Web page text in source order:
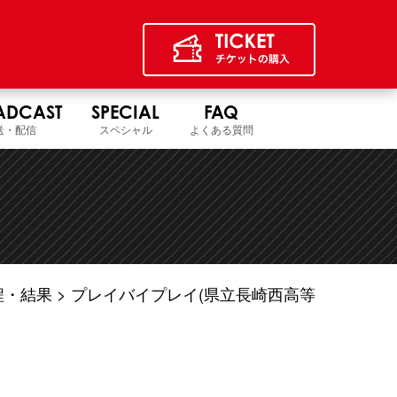
・配信
SPECIAL
スペシャル
FAQ
よくある質問
・結果
プレイバイプレイ(県立長崎西高等